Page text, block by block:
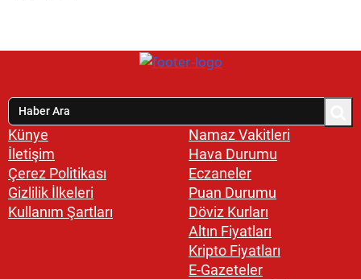
Künye
İletişim
Çerez Politikası
Gizlilik İlkeleri
Kullanım Şartları
Namaz Vakitleri
Hava Durumu
Eczaneler
Puan Durumu
Döviz Kurları
Altın Fiyatları
Kripto Fiyatları
E-Gazeteler